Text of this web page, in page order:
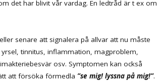
det har blivit vår vardag. En ledtråd är t ex om
senare att signalera på allvar att nu måste
tinnitus, inflammation, magproblem,
osv. Symptomen kan också
att försöka förmedla ”se mig! lyssna på mig!”.